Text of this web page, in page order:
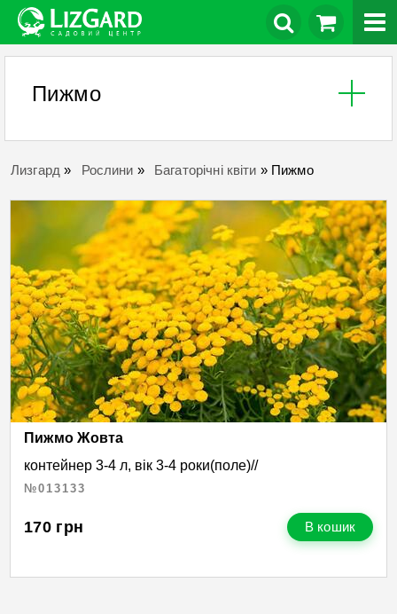
Пижмо
Лизгард » Рослини » Багаторічні квіти » Пижмо
Пижмо Жовта
контейнер 3-4 л, вік 3-4 роки(поле)//
№013133
170 грн В кошик